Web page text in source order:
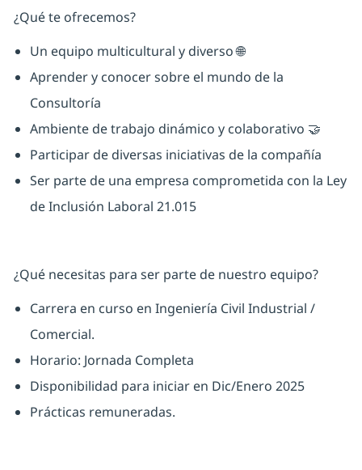
¿Qué te ofrecemos?
Un equipo multicultural y diverso 🌐
Aprender y conocer sobre el mundo de la
Consultoría
Ambiente de trabajo dinámico y colaborativo 🤝
Participar de diversas iniciativas de la compañía
Ser parte de una empresa comprometida con la Ley
de Inclusión Laboral 21.015
¿Qué necesitas para ser parte de nuestro equipo?
Carrera en curso en Ingeniería Civil Industrial /
Comercial.
Horario: Jornada Completa
Disponibilidad para iniciar en Dic/Enero 2025
Prácticas remuneradas.